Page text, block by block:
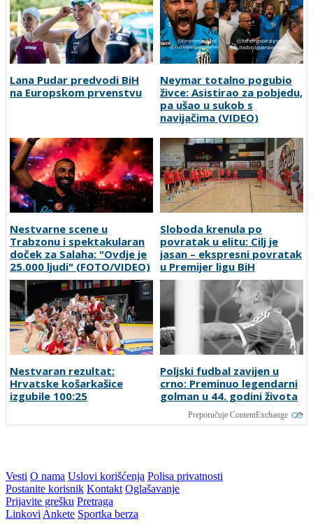
Lana Pudar predvodi BiH
na Europskom prvenstvu
Neymar totalno pogubio
živce: Asistirao za pobjedu,
pa ušao u sukob s
navijačima (VIDEO)
Nestvarne scene u
Trabzonu i spektakularan
doček za Salaha: "Ovdje je
25.000 ljudi" (FOTO/VIDEO)
Sloboda krenula po
povratak u elitu: Cilj je
jasan – ekspresni povratak
u Premijer ligu BiH
Nestvaran rezultat:
Hrvatske košarkašice
izgubile 100:25
Poljski fudbal zavijen u
crno: Preminuo legendarni
golman u 44. godini života
Preporučuje ContentExchange
Vesti O nama Uslovi korišćenja Polisa privatnosti
Postanite korisnik Kontakt Oglašavanje
Prijavite grešku Pretraga
Linkovi Ankete Sportka berza